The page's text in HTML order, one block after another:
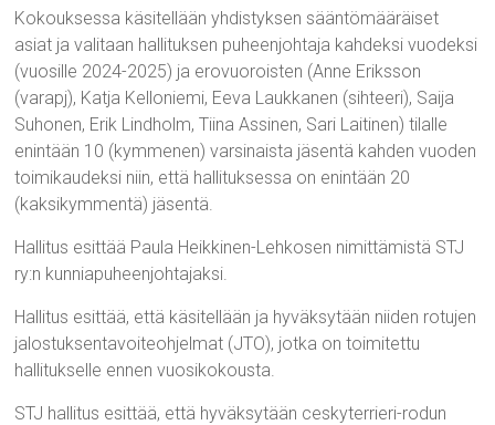
Kokouksessa käsitellään yhdistyksen sääntömääräiset
asiat ja valitaan hallituksen puheenjohtaja kahdeksi vuodeksi
(vuosille 2024-2025) ja erovuoroisten (Anne Eriksson
(varapj), Katja Kelloniemi, Eeva Laukkanen (sihteeri), Saija
Suhonen, Erik Lindholm, Tiina Assinen, Sari Laitinen) tilalle
enintään 10 (kymmenen) varsinaista jäsentä kahden vuoden
toimikaudeksi niin, että hallituksessa on enintään 20
(kaksikymmentä) jäsentä.
Hallitus esittää Paula Heikkinen-Lehkosen nimittämistä STJ
ry:n kunniapuheenjohtajaksi.
Hallitus esittää, että käsitellään ja hyväksytään niiden rotujen
jalostuksentavoiteohjelmat (JTO), jotka on toimitettu
hallitukselle ennen vuosikokousta.
STJ hallitus esittää, että hyväksytään ceskyterrieri-rodun